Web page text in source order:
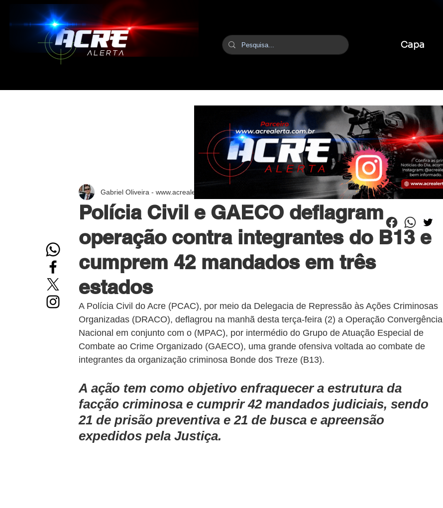
Capa
Polícia Civil e GAECO deflagram
operação contra integrantes do B13 e
cumprem 42 mandados em três
estados
Gabriel Oliveira - www.acrealerta.com.br 2 de jun. 2 min de leitura
A Polícia Civil do Acre (PCAC), por meio da Delegacia de Repressão às Ações Criminosas
Organizadas (DRACO), deflagrou na manhã desta terça-feira (2) a Operação Convergência
Nacional em conjunto com o (MPAC), por intermédio do Grupo de Atuação Especial de
Combate ao Crime Organizado (GAECO), uma grande ofensiva voltada ao combate de
integrantes da organização criminosa Bonde dos Treze (B13).
A ação tem como objetivo enfraquecer a estrutura da
facção criminosa e cumprir 42 mandados judiciais, sendo
21 de prisão preventiva e 21 de busca e apreensão
expedidos pela Justiça.